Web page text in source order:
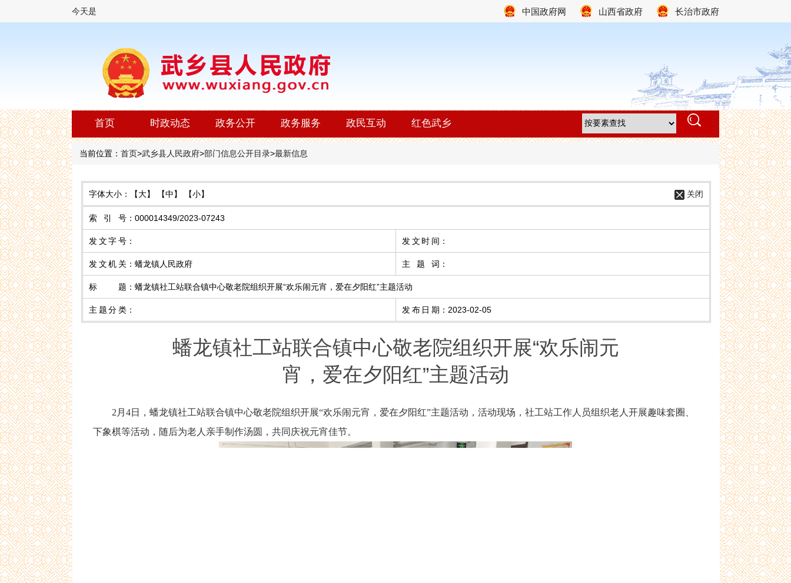
今天是 中国政府网 山西省政府 长治市政府
首页 时政动态 政务公开 政务服务 政民互动 红色武乡
当前位置： 首页>武乡县人民政府>部门信息公开目录>最新信息
字体大小： 【大】 【中】 【小】 关闭
索 引 号 ： 000014349/2023-07243
发文字号 ： 发文时间 ：
发文机关 ： 蟠龙镇人民政府 主 题 词 ：
标 题 ： 蟠龙镇社工站联合镇中心敬老院组织开展“欢乐闹元宵，爱在夕阳红”主题活动
主题分类 ： 发布日期 ： 2023-02-05
蟠龙镇社工站联合镇中心敬老院组织开展“欢乐闹元
宵，爱在夕阳红”主题活动
2月4日，蟠龙镇社工站联合镇中心敬老院组织开展“欢乐闹元宵，爱在夕阳红”主题活动，活动现场，社工站工作人员组织老人开展趣味套圈、
下象棋等活动，随后为老人亲手制作汤圆，共同庆祝元宵佳节。